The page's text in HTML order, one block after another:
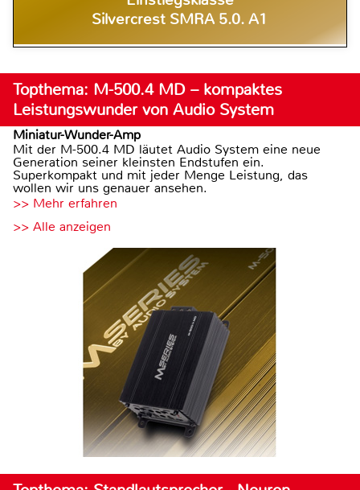
Silvercrest SMRA 5.0. A1
Topthema: M-500.4 MD – kompaktes
Leistungswunder von Audio System
Miniatur-Wunder-Amp
Mit der M-500.4 MD läutet Audio System eine neue
Generation seiner kleinsten Endstufen ein.
Superkompakt und mit jeder Menge Leistung, das
wollen wir uns genauer ansehen.
>> Mehr erfahren
>> Alle anzeigen